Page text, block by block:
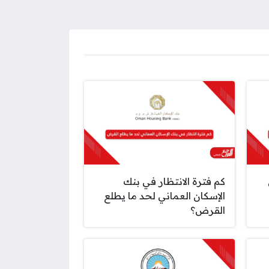
كم فترة الانتظار في بنك
الإسكان العماني لحد ما يطلع
القرض؟